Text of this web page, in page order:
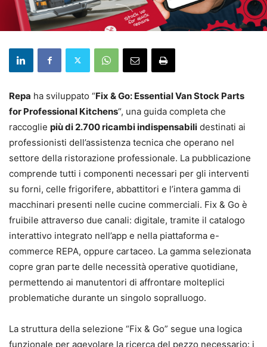
Repa ha sviluppato “Fix & Go: Essential Van Stock Parts
for Professional Kitchens“, una guida completa che
raccoglie più di 2.700 ricambi indispensabili destinati ai
professionisti dell’assistenza tecnica che operano nel
settore della ristorazione professionale. La pubblicazione
comprende tutti i componenti necessari per gli interventi
su forni, celle frigorifere, abbattitori e l’intera gamma di
macchinari presenti nelle cucine commerciali. Fix & Go è
fruibile attraverso due canali: digitale, tramite il catalogo
interattivo integrato nell’app e nella piattaforma e-
commerce REPA, oppure cartaceo. La gamma selezionata
copre gran parte delle necessità operative quotidiane,
permettendo ai manutentori di affrontare molteplici
problematiche durante un singolo sopralluogo.
La struttura della selezione “Fix & Go” segue una logica
funzionale per agevolare la ricerca del pezzo necessario: i